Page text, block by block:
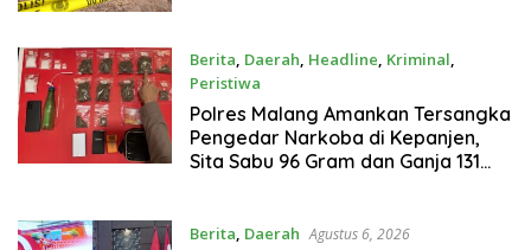
Berita, Daerah, Headline, Kriminal,
Peristiwa
Agustus 7, 2026
Polres Malang Amankan Tersangka
Pengedar Narkoba di Kepanjen,
Sita Sabu 96 Gram dan Ganja 131
Berita, Daerah Agustus 6, 2026